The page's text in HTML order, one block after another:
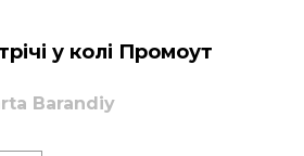
у колі Промоут
Barandiy